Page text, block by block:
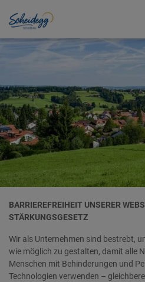
BARRIEREFREIHEIT UNSERER
STÄRKUNGSGESETZ
Wir als Unternehmen sind bestrebt,
wie möglich zu gestalten, damit alle
Menschen mit Behinderungen und
Technologien verwenden –